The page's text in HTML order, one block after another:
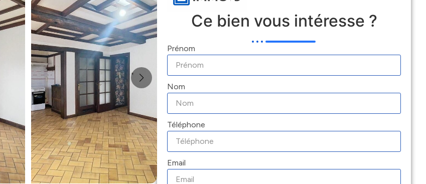
Ce bien vous intéresse ?
Prénom
Nom
Téléphone
Email